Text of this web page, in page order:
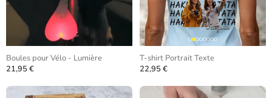
Boules pour Vélo - Lumière
21,95 €
T-shirt Portrait Texte
22,95 €